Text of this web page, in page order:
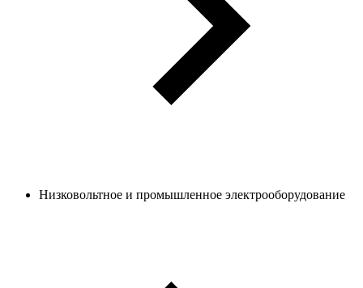
Низковольтное и промышленное электрооборудование